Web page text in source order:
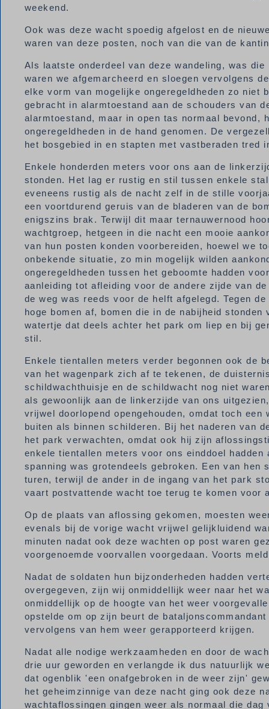
weekend.
Ook was deze wacht spoedig afgelost en de
waren van deze posten, noch van die van de
Als laatste onderdeel van deze wandeling, was
waren we afgemarcheerd en sloegen vervolgens
elke vorm van mogelijke ongeregeldheden zo niet
gebracht in alarmtoestand aan de schouders van
alarmtoestand, maar in open tas normaal
ongeregeldheden in de hand genomen. De
het bosgebied in en stapten met vastberaden tred
Enkele honderden meters voor ons aan de
stonden. Het lag er rustig en stil tussen enkele
eveneens rustig als de nacht zelf in de stille
een voortdurend geruis van de bladeren van de
enigszins brak. Terwijl dit maar ternauwernood
wachtgroep, hetgeen in die nacht een mooie
van hun posten konden voorbereiden, hoewel we
onbekende situatie, zo min mogelijk wilden
ongeregeldheden tussen het geboomte hadden
aanleiding tot afleiding voor de andere zijde van
de weg was reeds voor de helft afgelegd. Tegen
hoge bomen af, bomen die in de nabijheid
watertje dat deels achter het park om liep en bij
stil.
Enkele tientallen meters verder begonnen ook de
van het wagenpark zich af te tekenen, de
schildwachthuisje en de schildwacht nog niet
als gewoonlijk aan de linkerzijde van ons
vrijwel doorlopend opengehouden, omdat toch
buiten als binnen schilderen. Bij het naderen van
het park verwachten, omdat ook hij zijn
enkele tientallen meters voor ons einddoel
spanning was grotendeels gebroken. Een van
turen, terwijl de ander in de ingang van het park
vaart postvattende wacht toe terug te komen voor
Op de plaats van aflossing gekomen, moesten
evenals bij de vorige wacht vrijwel gelijkluidend
minuten nadat ook deze wachten op post waren
voorgenoemde voorvallen voorgedaan. Voorts
Nadat de soldaten hun bijzonderheden hadden
overgegeven, zijn wij onmiddellijk weer naar het
onmiddellijk op de hoogte van het weer
opstelde om op zijn beurt de
vervolgens van hem weer gerapporteerd krijgen.
Nadat alle nodige werkzaamheden en door de
drie uur geworden en verlangde ik dus natuurlijk
dat ogenblik 'een onafgebroken in de weer zijn'
het geheimzinnige van deze nacht ging ook deze
wachtaflossingen gingen weer als normaal die